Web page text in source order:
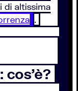
di altissima
.